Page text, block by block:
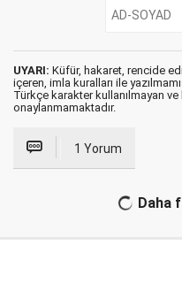
UYARI: Küfür, hakaret, rencide
içeren, imla kuralları ile
Türkçe karakter kullanılmayan
onaylanmamaktadır.
1 Yorum
Daha